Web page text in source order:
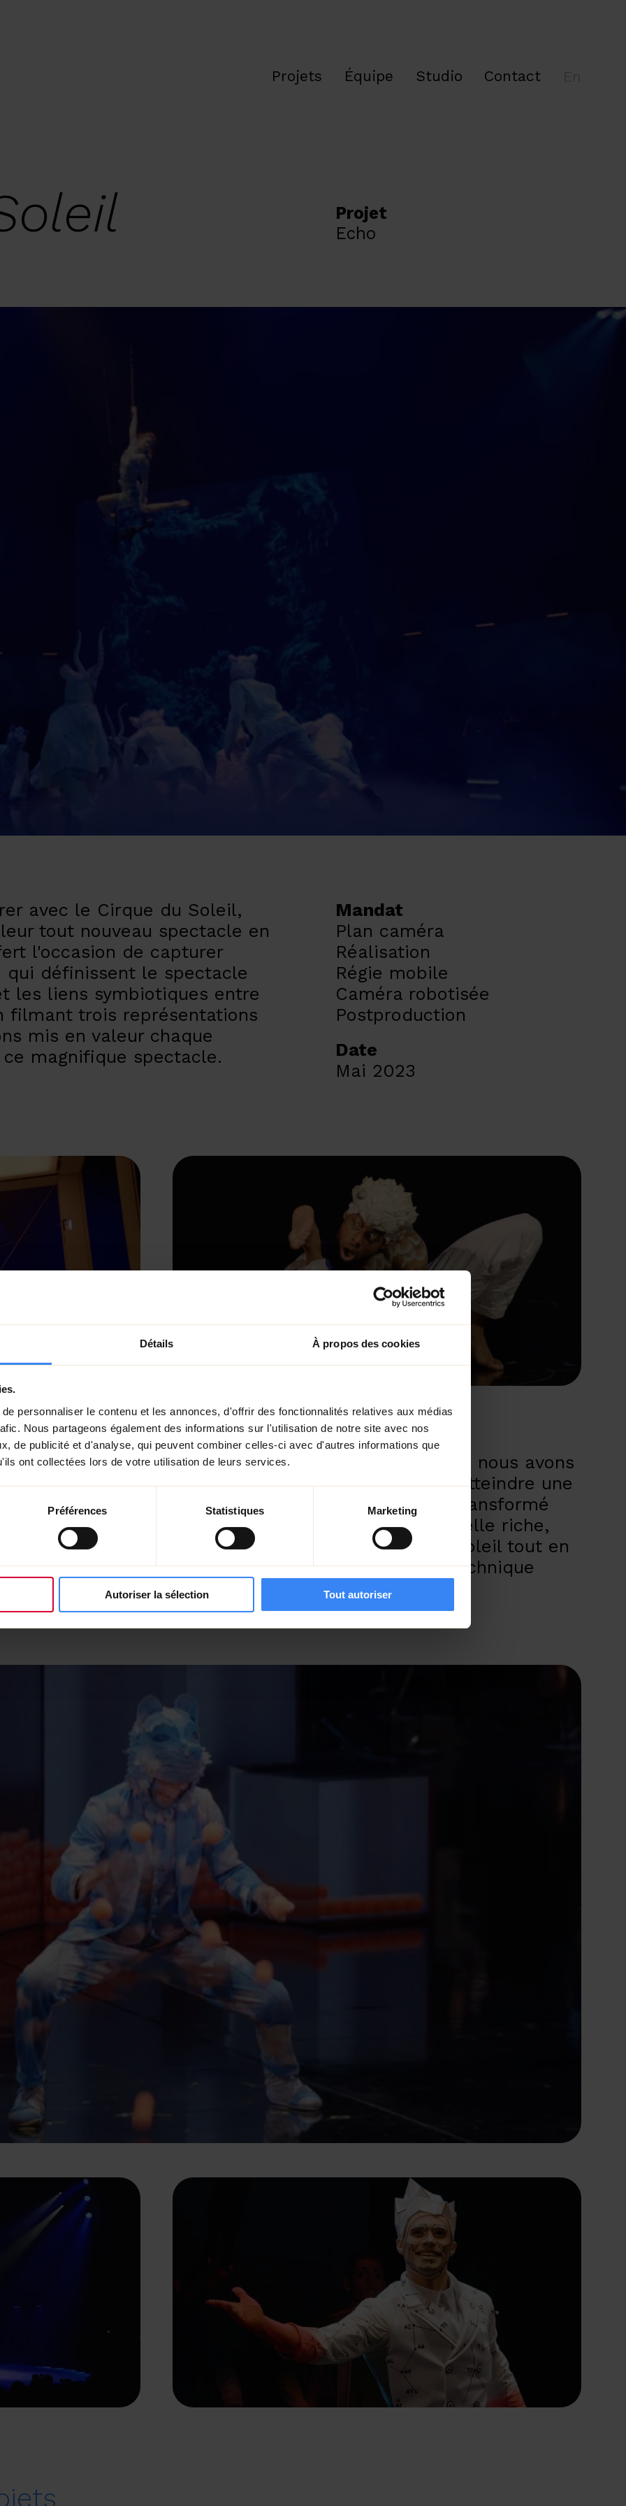
Détails À propos des cookies
personnaliser le contenu et les annonces, d'offrir des fonctionnalités relatives aux médias
Nous partageons également des informations sur l'utilisation de notre site avec nos
de publicité et d'analyse, qui peuvent combiner celles-ci avec d'autres informations que
ont collectées lors de votre utilisation de leurs services.
Préférences Statistiques Marketing
Autoriser la sélection Tout autoriser
Projets Équipe Studio Contact
Projet
Echo
avec le Cirque du Soleil,
tout nouveau spectacle en
l'occasion de capturer
qui définissent le spectacle
les liens symbiotiques entre
filmant trois représentations
mis en valeur chaque
magnifique spectacle.
Mandat
Plan caméra
Réalisation
Régie mobile
Caméra robotisée
Postproduction
Date
Mai 2023
sur rail
les
visuels
avons
pour dirigé
À la demande du Cirque du Soleil, nous avons
créé plusieurs déclinaisons pour atteindre une
diversité de clients. Nous avons transformé
ces captations en une œuvre visuelle riche,
reflétant la magie du Cirque du Soleil tout en
illustrant l’expertise créative et technique
d’Acemedia.